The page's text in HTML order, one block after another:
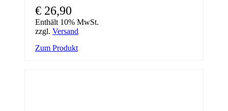
€ 26,90
Enthält 10% MwSt.
zzgl. Versand
Zum Produkt